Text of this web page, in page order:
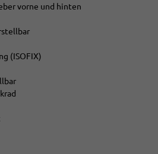
vorne und hinten
(ISOFIX)